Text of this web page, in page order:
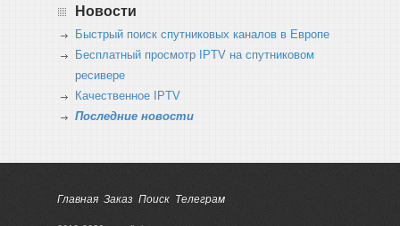
Новости
Быстрый поиск спутниковых каналов в Европе
Бесплатный просмотр IPTV на спутниковом
ресивере
Качественное IPTV
Последние новости
Главная Заказ Поиск Телеграм